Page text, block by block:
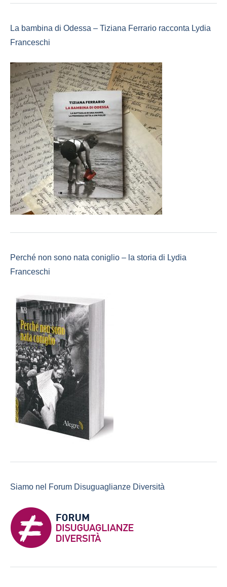
La bambina di Odessa – Tiziana Ferrario racconta Lydia
Franceschi
Perché non sono nata coniglio – la storia di Lydia
Franceschi
Siamo nel Forum Disuguaglianze Diversità